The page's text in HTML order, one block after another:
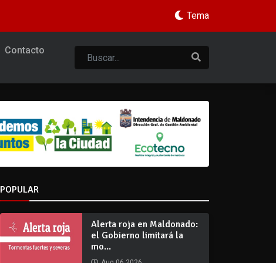
Tema
Contacto
POPULAR
Alerta roja en Maldonado:
el Gobierno limitará la
mo...